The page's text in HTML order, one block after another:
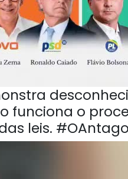
funciona o
leis.